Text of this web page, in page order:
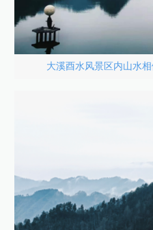
大溪酉水风景区内山水